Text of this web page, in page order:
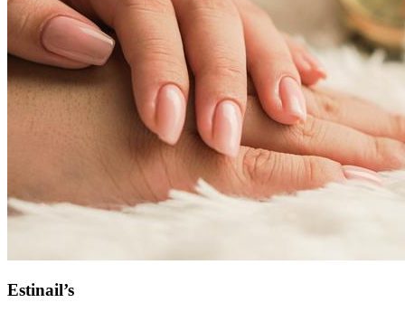
Estinail’s